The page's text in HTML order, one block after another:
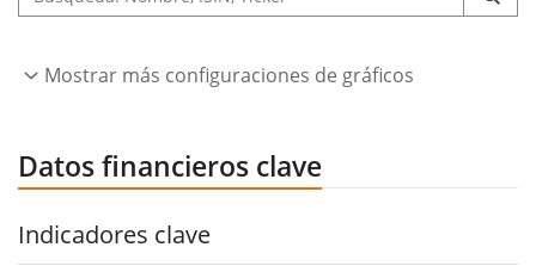
Mostrar más configuraciones de gráficos
Datos financieros clave
Indicadores clave